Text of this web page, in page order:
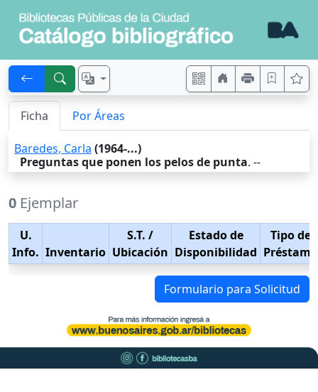
Ficha Por Áreas
Baredes, Carla (1964-...)
Preguntas que ponen los pelos de punta. --
0 Ejemplar
U.
Info. Inventario
S.T. /
Ubicación
Estado de
Disponibilidad
Tipo de
Préstamo
Formulario para Solicitud